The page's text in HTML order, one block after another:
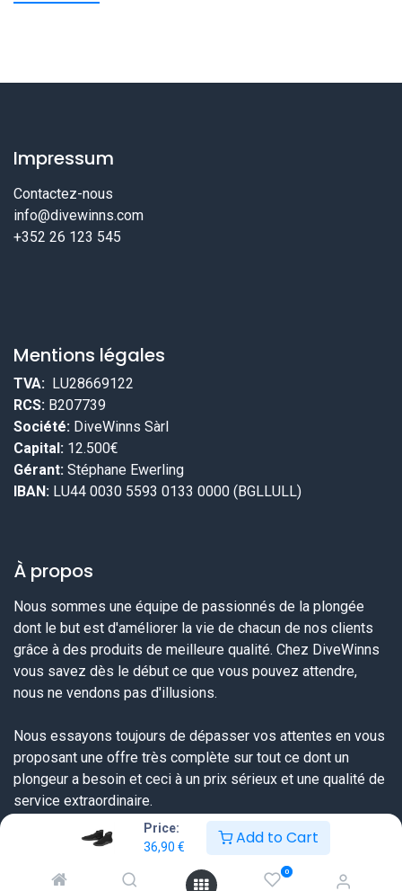
Price:
36,90 € Add to Cart
0
Impressum
Contactez-nous
info@divewinns.com
+352 26 123 545
Mentions légales
TVA: LU28669122
RCS: B207739
Société: DiveWinns Sàrl
Capital: 12.500€
Gérant: Stéphane Ewerling
IBAN: LU44 0030 5593 0133 0000 (BGLLULL)
À propos
Nous sommes une équipe de passionnés de la plongée
dont le but est d'améliorer la vie de chacun de nos clients
grâce à des produits de meilleure qualité. Chez DiveWinns
vous savez dès le début ce que vous pouvez attendre,
nous ne vendons pas d'illusions.
Nous essayons toujours de dépasser vos attentes en vous
proposant une offre très complète sur tout ce dont un
plongeur a besoin et ceci à un prix sérieux et une qualité de
service extraordinaire.